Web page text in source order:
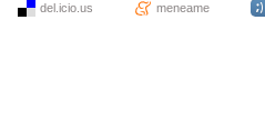
del.icio.us meneame